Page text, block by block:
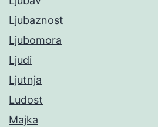
Ljubaznost
Ljubomora
Ljudi
Ljutnja
Ludost
Majka